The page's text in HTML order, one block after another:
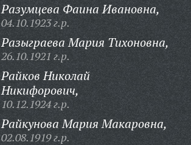
Разумцева Фаина Ивановна,
04.10.1923 г.р.
Разыграева Мария Тихоновна,
26.10.1921 г.р.
Райков Николай
Никифорович,
10.12.1924 г.р.
Райкунова Мария Макаровна,
02.08.1919 г.р.